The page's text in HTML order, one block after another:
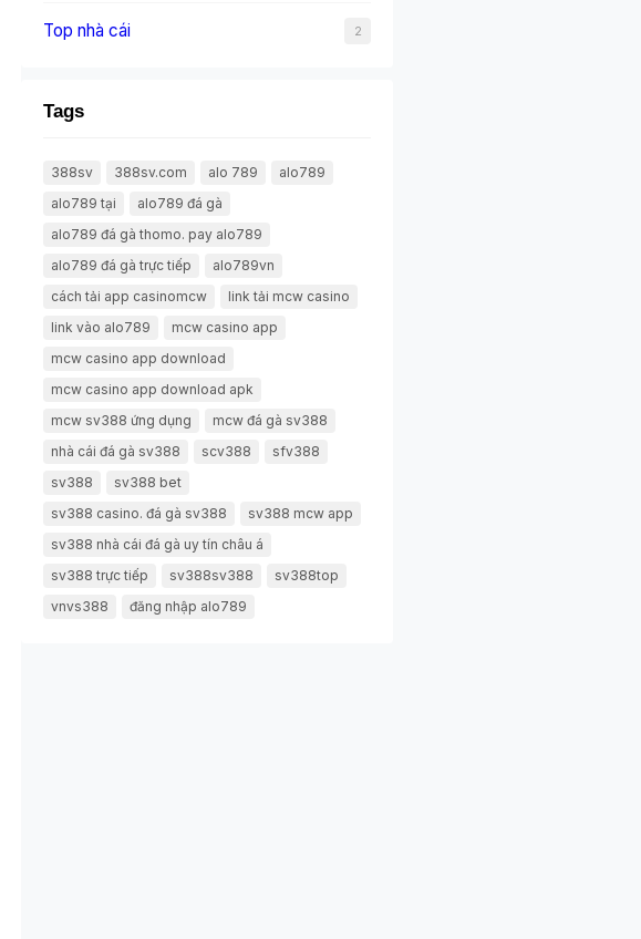
Top nhà cái 2
Tags
388sv 388sv.com alo 789
alo789
alo789 tại
alo789 đá gà
alo789 đá gà thomo. pay alo789
alo789 đá gà trực tiếp
alo789vn
cách tải app casinomcw
link tải mcw casino
link vào alo789
mcw casino app
mcw casino app download
mcw casino app download apk
mcw sv388 ứng dụng
mcw đá gà sv388
nhà cái đá gà sv388
scv388
sfv388
sv388
sv388 bet
sv388 casino. đá gà sv388
sv388 mcw app
sv388 nhà cái đá gà uy tín châu á
sv388 trực tiếp
sv388sv388
sv388top
vnvs388
đăng nhập alo789